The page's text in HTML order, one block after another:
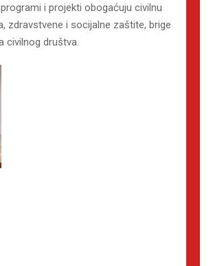
i projekti obogaćuju civilnu
zdravstvene i socijalne zaštite, brige
civilnog društva.